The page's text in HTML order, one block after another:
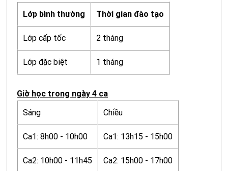
Lớp bình thường Thời gian đào tạo
Lớp cấp tốc 2 tháng
Lớp đặc biệt 1 tháng
Giờ học trong ngày 4 ca
Sáng
Chiều
Ca1: 8h00 - 10h00 Ca1: 13h15 - 15h00
Ca2: 10h00 - 11h45 Ca2: 15h00 - 17h00